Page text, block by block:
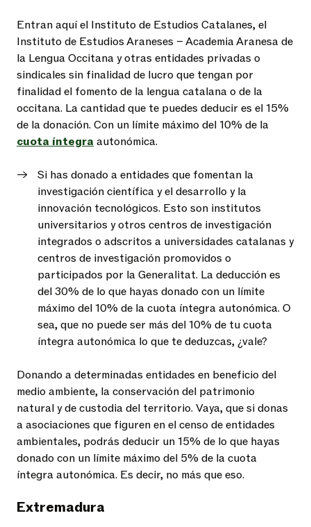
Entran aquí el Instituto de Estudios Catalanes, el
Instituto de Estudios Araneses – Academia Aranesa de
la Lengua Occitana y otras entidades privadas o
sindicales sin finalidad de lucro que tengan por
finalidad el fomento de la lengua catalana o de la
occitana. La cantidad que te puedes deducir es el 15%
de la donación. Con un límite máximo del 10% de la
cuota íntegra autonómica.
Si has donado a entidades que fomentan la
investigación científica y el desarrollo y la
innovación tecnológicos. Esto son institutos
universitarios y otros centros de investigación
integrados o adscritos a universidades catalanas y
centros de investigación promovidos o
participados por la Generalitat. La deducción es
del 30% de lo que hayas donado con un límite
máximo del 10% de la cuota íntegra autonómica. O
sea, que no puede ser más del 10% de tu cuota
íntegra autonómica lo que te deduzcas, ¿vale?
Donando a determinadas entidades en beneficio del
medio ambiente, la conservación del patrimonio
natural y de custodia del territorio. Vaya, que si donas
a asociaciones que figuren en el censo de entidades
ambientales, podrás deducir un 15% de lo que hayas
donado con un límite máximo del 5% de la cuota
íntegra autonómica. Es decir, no más que eso.
Extremadura